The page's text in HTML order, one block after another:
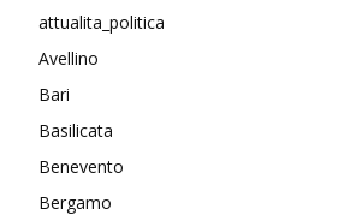
attualita_politica
Avellino
Bari
Basilicata
Benevento
Bergamo